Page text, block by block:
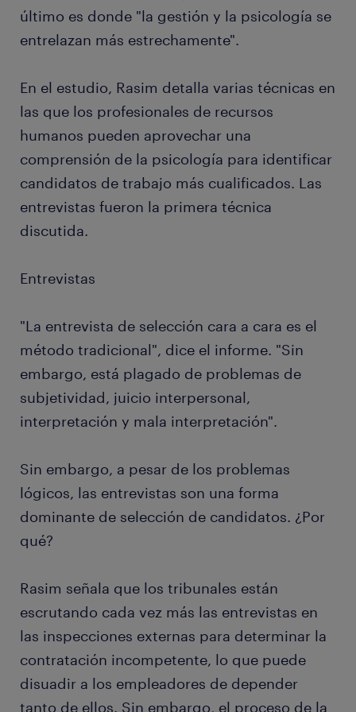
último es donde "la gestión y la psicología se
entrelazan más estrechamente".
En el estudio, Rasim detalla varias técnicas en
las que los profesionales de recursos
humanos pueden aprovechar una
comprensión de la psicología para identificar
candidatos de trabajo más cualificados. Las
entrevistas fueron la primera técnica
discutida.
Entrevistas
"La entrevista de selección cara a cara es el
método tradicional", dice el informe. "Sin
embargo, está plagado de problemas de
subjetividad, juicio interpersonal,
interpretación y mala interpretación".
Sin embargo, a pesar de los problemas
lógicos, las entrevistas son una forma
dominante de selección de candidatos. ¿Por
qué?
Rasim señala que los tribunales están
escrutando cada vez más las entrevistas en
las inspecciones externas para determinar la
contratación incompetente, lo que puede
disuadir a los empleadores de depender
tanto de ellos. Sin embargo, el proceso de la